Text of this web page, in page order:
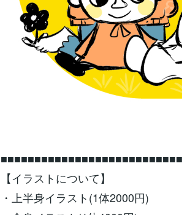
【イラストについて】
・上半身イラスト(1体2000円)